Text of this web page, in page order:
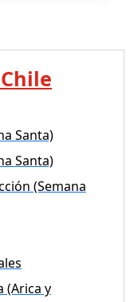
Santa)
Santa)
(Semana
(Arica y